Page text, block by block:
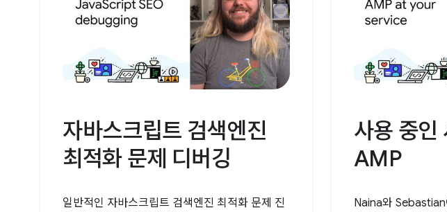
자바스크립트 검색엔진
최적화 문제 디버깅
일반적인 자바스크립트 검색엔진 최적화 문제 진
사용 중인
AMP
Naina와